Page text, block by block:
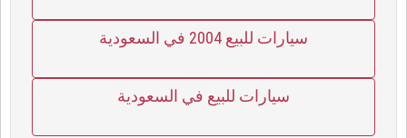
سيارات للبيع 2004 في السعودية
سيارات للبيع في السعودية